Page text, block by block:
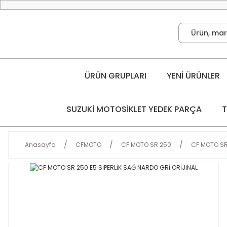
ÜRÜN GRUPLARI YENİ ÜRÜNLER
SUZUKİ MOTOSİKLET YEDEK PARÇA
Anasayfa CFMOTO CF MOTO SR 250 CF MOTO